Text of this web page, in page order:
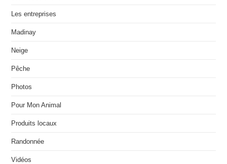
Les entreprises
Madinay
Neige
Pêche
Photos
Pour Mon Animal
Produits locaux
Randonnée
Vidéos